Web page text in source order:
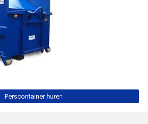
Perscontainer huren